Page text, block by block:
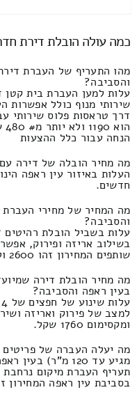
כמה עולה הובלת דירת
מהו התעריף של העברת
והסביבה?
עלות למען העברת בית קטן
שירותי מנוף כולל
דרך טראסות פלוס שירותי
הנחה עבור כלל ההצעות
מה מחיר הובלה של דירה
חדשים.
מה המחיר של מחירי
והסביבה?
עלות בשביל הובלת
בשילוב אריזה ופירוק,
שותפים המחירון זהו 2600 ולא יותר מ1460 שקל חדש.
בעין ראפה והסביבה?
ומקסימום 1760 שקל.
מגיע עד 120 מ"ר) בעין ראפה והסביבה?
תעריף העברת מיקום
בסביבת עין ראפה המחירון זהו 4400 ומקסימום